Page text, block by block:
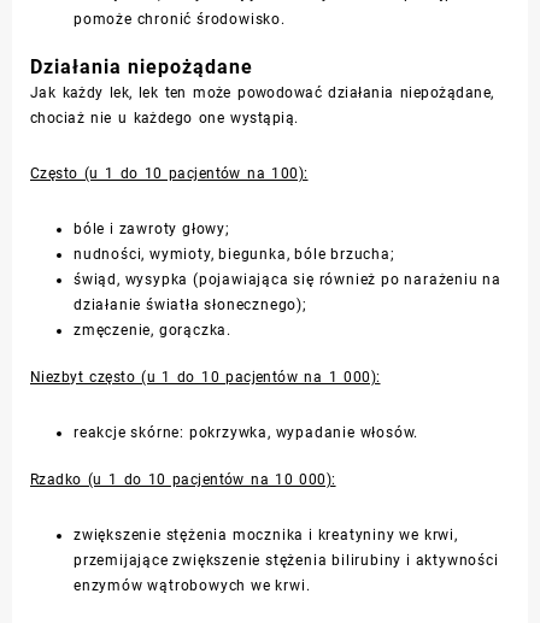
pomoże chronić środowisko.
Działania niepożądane
Jak każdy lek, lek ten może powodować działania niepożądane,
chociaż nie u każdego one wystąpią.
Często (u 1 do 10 pacjentów na 100):
bóle i zawroty głowy;
nudności, wymioty, biegunka, bóle brzucha;
świąd, wysypka (pojawiająca się również po narażeniu na
działanie światła słonecznego);
zmęczenie, gorączka.
Niezbyt często (u 1 do 10 pacjentów na 1 000):
reakcje skórne: pokrzywka, wypadanie włosów.
Rzadko (u 1 do 10 pacjentów na 10 000):
zwiększenie stężenia mocznika i kreatyniny we krwi,
przemijające zwiększenie stężenia bilirubiny i aktywności
enzymów wątrobowych we krwi.